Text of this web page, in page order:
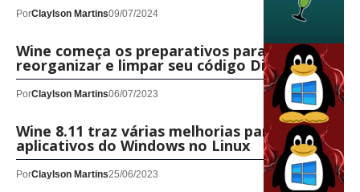
PorClaylson Martins09/07/2024
Wine começa os preparativos para
reorganizar e limpar seu código Direct3D
PorClaylson Martins06/07/2023
Wine 8.11 traz várias melhorias para
aplicativos do Windows no Linux
PorClaylson Martins25/06/2023